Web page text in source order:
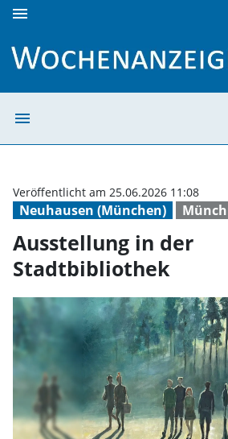
menu
menu
Neuhausen (München)
Veröffentlicht am 25.06.2026 11:08
Ausstellung in der
Stadtbibliothek